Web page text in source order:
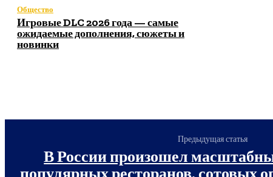
Общество
Игровые DLC 2026 года — самые
ожидаемые дополнения, сюжеты и
новинки
Предыдущая статья
В России произошел